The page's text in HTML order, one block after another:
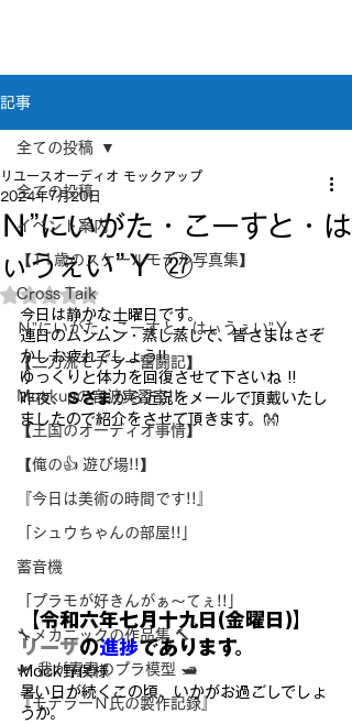
記事
全ての投稿
イベント案内
【11歳のスケールモデル写真集】
Cross Taik
Ｎ”にいがた・こーすと・はぃうぇい”Ｙ
【二刀流モデラー奮闘記】
Mockupの音波実習室!!
【王国のオーディオ事情】
【俺の👍 遊び場!!】
『今日は美術の時間です!!』
「シュウちゃんの部屋!!」
蓄音機
「プラモが好きんがぁ～てぇ!!」
🔧メカニックの作品集 🔨
🛩 我が青春のプラ模型 🛥
『モデラーＮ氏の製作記録』
全ての投稿
Ｎ”にいがた・こーすと・は
ぃうぇい”Ｙ ㉗
リユースオーディオ モックアップ
2024年7月20日
5つ星のうちNaNと評価されています。
今日は静かな土曜日です。
連日のムンムン・蒸し蒸しで、皆さまはさぞ
かしお疲れでしょう!!
ゆっくりと体力を回復させて下さいね !!
昨夜、Ｓさまから近況をメールで頂戴いたし
ましたので紹介をさせて頂きます。👐
【令和六年七月十九日(金曜日)】
リーザの進捗であります。
Mock野俣様
暑い日が続くこの頃、いかがお過ごしでしょ
うか。